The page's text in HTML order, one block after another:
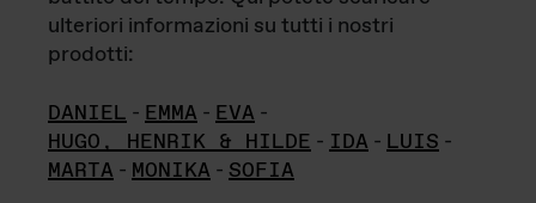
ulteriori informazioni su tutti i nostri
prodotti:
DANIEL - EMMA - EVA -
HUGO, HENRIK & HILDE - IDA - LUIS -
MARTA - MONIKA - SOFIA